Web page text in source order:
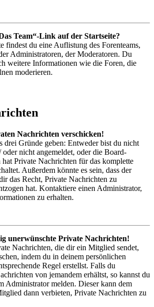
Team“-Link auf der Startseite?
findest du eine Auflistung des Forenteams,
Administratoren, der Moderatoren. Du
weitere Informationen wie die Foren, die
moderieren.
Nachrichten verschicken!
drei Gründe geben: Entweder bist du nicht
oder nicht angemeldet, oder die Board-
Private Nachrichten für das komplette
Außerdem könnte es sein, dass der
das Recht, Private Nachrichten zu
hat. Kontaktiere einen Administrator,
zu erhalten.
unerwünschte Private Nachrichten!
Nachrichten, die dir ein Mitglied sendet,
indem du in deinem persönlichen
Regel erstellst. Falls du
von jemandem erhältst, so kannst du
Administrator melden. Dieser kann dem
dann verbieten, Private Nachrichten zu